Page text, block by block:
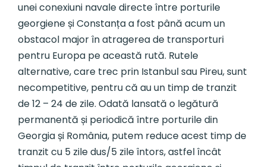
unei conexiuni navale directe între porturile
georgiene și Constanța a fost până acum un
obstacol major în atragerea de transporturi
pentru Europa pe această rută. Rutele
alternative, care trec prin Istanbul sau Pireu, sunt
necompetitive, pentru că au un timp de tranzit
de 12 – 24 de zile. Odată lansată o legătură
permanentă și periodică între porturile din
Georgia și România, putem reduce acest timp de
tranzit cu 5 zile dus/5 zile întors, astfel încât